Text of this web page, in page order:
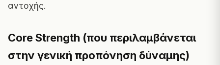
αντοχής.
Core Strength (που περιλαμβάνεται
στην γενική προπόνηση δύναμης)